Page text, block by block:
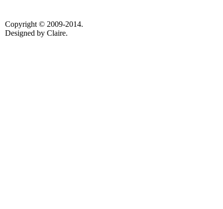
Copyright © 2009-2014.
Designed by Claire.